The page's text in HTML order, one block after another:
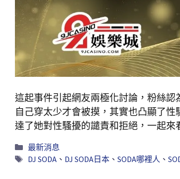
這起事件引起網友兩極化討論，粉絲認
自己穿太少才會被摸，其實也凸顯了性
達了她對性騷擾的譴責和拒絕，一起來
最新消息
DJ SODA、 DJ SODA日本、 SODA哪裡人、